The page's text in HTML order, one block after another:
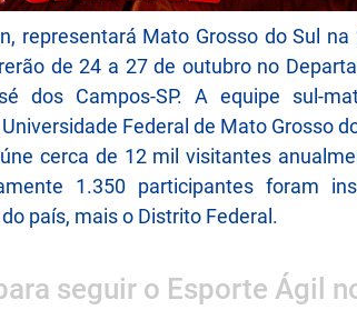
representará Mato Grosso do Sul
de 24 a 27 de outubro no
dos Campos-SP. A equipe sul-
Federal de Mato Grosso
cerca de 12 mil visitantes
1.350 participantes foram
país, mais o Distrito Federal.
seguir o Esporte Ágil